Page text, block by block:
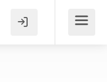
Menú